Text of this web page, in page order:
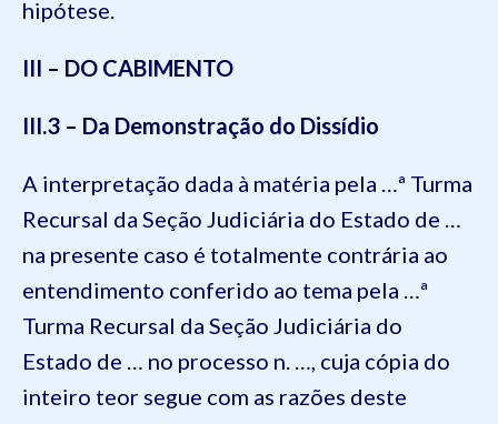
hipótese.
III – DO CABIMENTO
III.3 – Da Demonstração do Dissídio
A interpretação dada à matéria pela …ª Turma
Recursal da Seção Judiciária do Estado de …
na presente caso é totalmente contrária ao
entendimento conferido ao tema pela …ª
Turma Recursal da Seção Judiciária do
Estado de … no processo n. …, cuja cópia do
inteiro teor segue com as razões deste